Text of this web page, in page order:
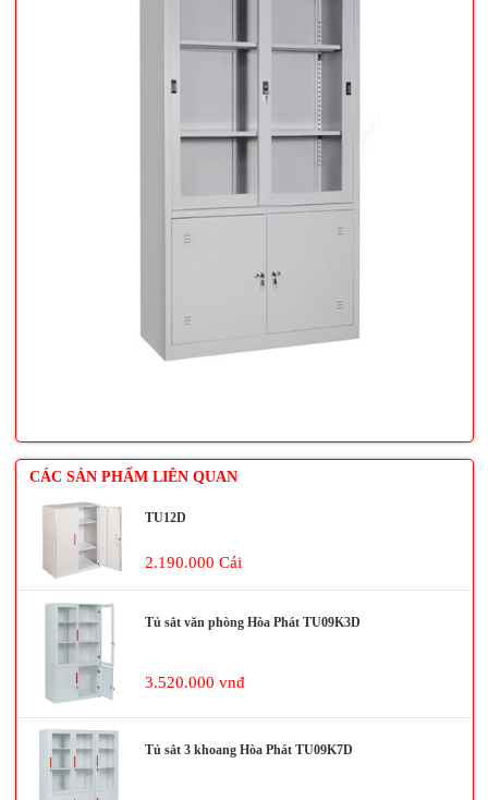
CÁC SẢN PHẨM LIÊN QUAN
TU12D
2.190.000 Cái
Tủ sắt văn phòng Hòa Phát TU09K3D
3.520.000 vnđ
Tủ sắt 3 khoang Hòa Phát TU09K7D